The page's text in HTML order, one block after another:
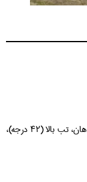
: آب ریزش شدید چشم ها، ایجاد زخم در لثه و دهان، تب بالا (۴۲ درجه)،